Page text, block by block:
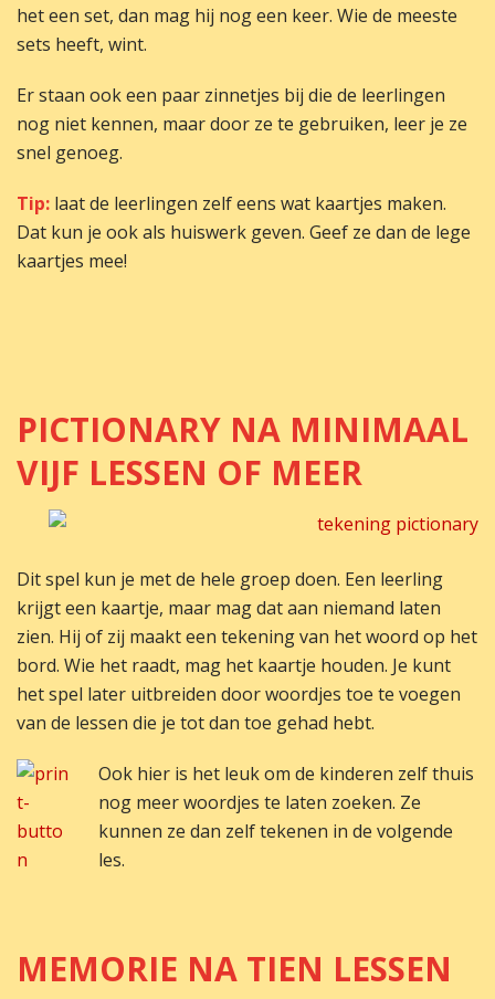
het een set, dan mag hij nog een keer. Wie de meeste
sets heeft, wint.
Er staan ook een paar zinnetjes bij die de leerlingen
nog niet kennen, maar door ze te gebruiken, leer je ze
snel genoeg.
Tip: laat de leerlingen zelf eens wat kaartjes maken.
Dat kun je ook als huiswerk geven. Geef ze dan de lege
kaartjes mee!
PICTIONARY NA MINIMAAL
VIJF LESSEN OF MEER
Dit spel kun je met de hele groep doen. Een leerling
krijgt een kaartje, maar mag dat aan niemand laten
zien. Hij of zij maakt een tekening van het woord op het
bord. Wie het raadt, mag het kaartje houden. Je kunt
het spel later uitbreiden door woordjes toe te voegen
van de lessen die je tot dan toe gehad hebt.
Ook hier is het leuk om de kinderen zelf thuis
nog meer woordjes te laten zoeken. Ze
kunnen ze dan zelf tekenen in de volgende
les.
MEMORIE NA TIEN LESSEN